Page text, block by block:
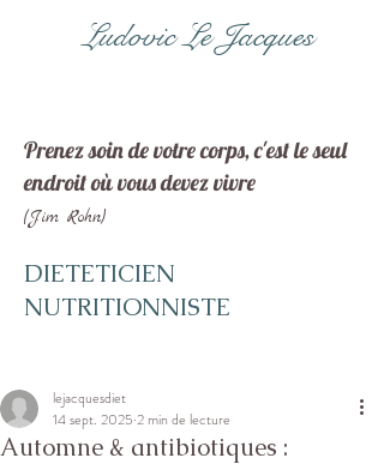
Ludovic Le Jacques
Prenez soin de votre corps, c'est le seul
endroit où vous devez vivre
(Jim Rohn)
DIETETICIEN
NUTRITIONNISTE
Automne & antibiotiques :
lejacquesdiet
14 sept. 2025 2 min de lecture